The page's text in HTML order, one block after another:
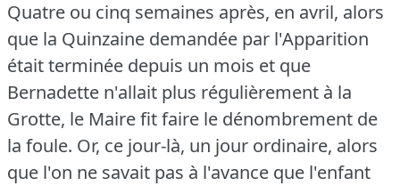
Quatre ou cinq semaines après, en avril, alors
que la Quinzaine demandée par l'Apparition
était terminée depuis un mois et que
Bernadette n'allait plus régulièrement à la
Grotte, le Maire fit faire le dénombrement de
la foule. Or, ce jour-là, un jour ordinaire, alors
que l'on ne savait pas à l'avance que l'enfant